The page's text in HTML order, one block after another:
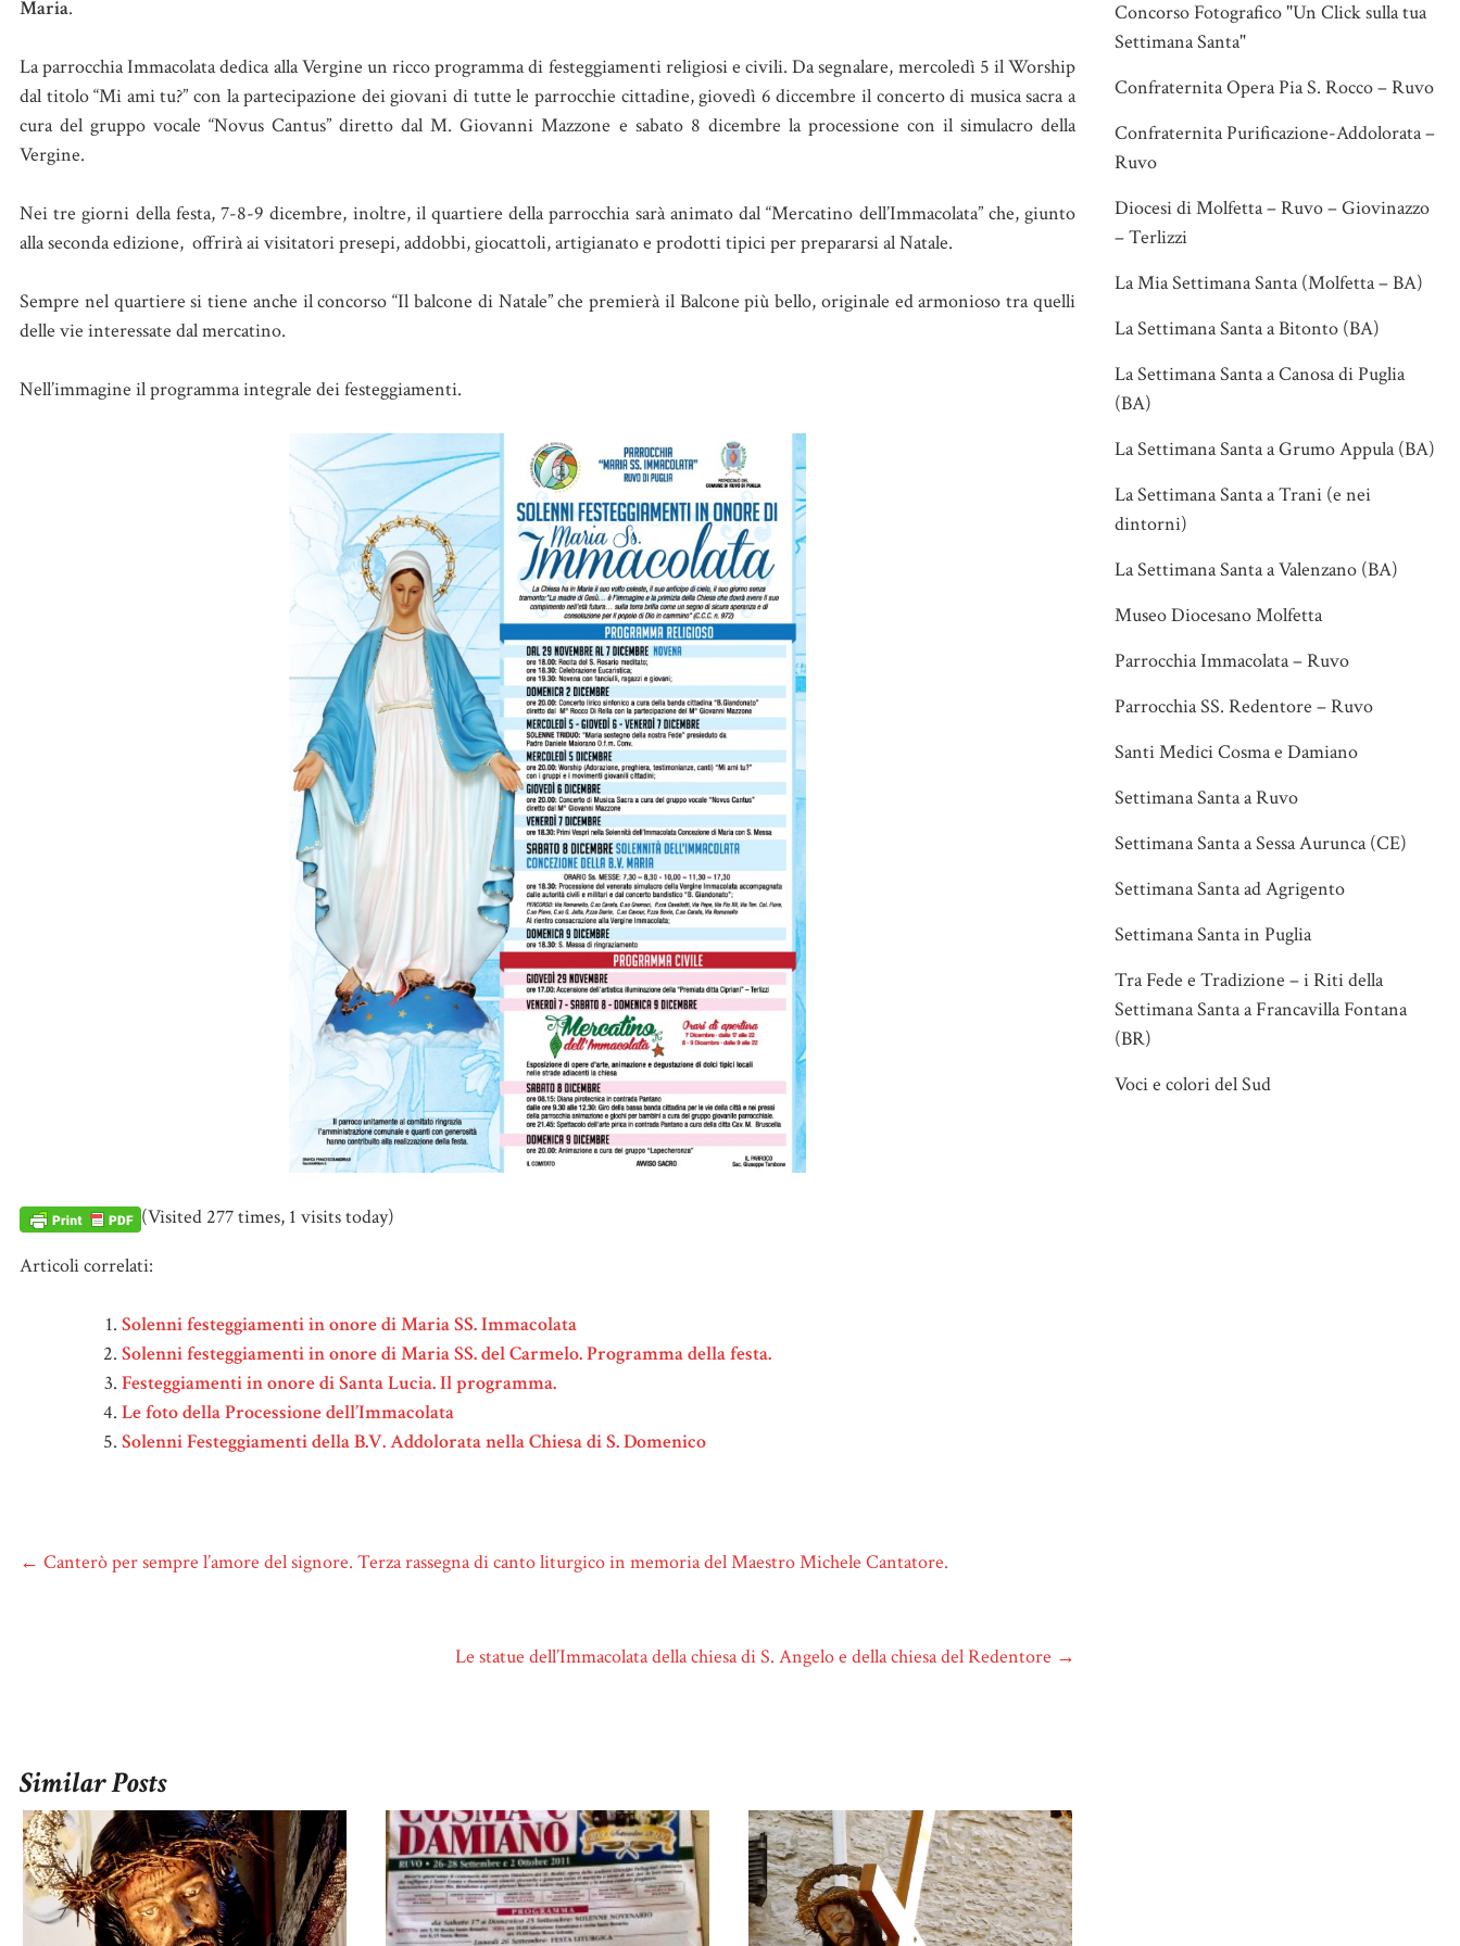
Maria.
La parrocchia Immacolata dedica alla Vergine un ricco programma di festeggiamenti religiosi e civili. Da segnalare, mercoledì 5 il Worship
dal titolo “Mi ami tu?” con la partecipazione dei giovani di tutte le parrocchie cittadine, giovedì 6 diccembre il concerto di musica sacra a
cura del gruppo vocale “Novus Cantus” diretto dal M. Giovanni Mazzone e sabato 8 dicembre la processione con il simulacro della
Vergine.
Nei tre giorni della festa, 7-8-9 dicembre, inoltre, il quartiere della parrocchia sarà animato dal “Mercatino dell’Immacolata” che, giunto
alla seconda edizione, offrirà ai visitatori presepi, addobbi, giocattoli, artigianato e prodotti tipici per prepararsi al Natale.
Sempre nel quartiere si tiene anche il concorso “Il balcone di Natale” che premierà il Balcone più bello, originale ed armonioso tra quelli
delle vie interessate dal mercatino.
Nell’immagine il programma integrale dei festeggiamenti.
(Visited 277 times, 1 visits today)
Articoli correlati:
Solenni festeggiamenti in onore di Maria SS. Immacolata
Solenni festeggiamenti in onore di Maria SS. del Carmelo. Programma della festa.
Festeggiamenti in onore di Santa Lucia. Il programma.
Le foto della Processione dell’Immacolata
Solenni Festeggiamenti della B.V. Addolorata nella Chiesa di S. Domenico
← Canterò per sempre l’amore del signore. Terza rassegna di canto liturgico in memoria del Maestro Michele Cantatore.
Le statue dell’Immacolata della chiesa di S. Angelo e della chiesa del Redentore →
Similar Posts
Concorso Fotografico "Un Click sulla tua
Settimana Santa"
Confraternita Opera Pia S. Rocco – Ruvo
Confraternita Purificazione-Addolorata –
Ruvo
Diocesi di Molfetta – Ruvo – Giovinazzo
– Terlizzi
La Mia Settimana Santa (Molfetta – BA)
La Settimana Santa a Bitonto (BA)
La Settimana Santa a Canosa di Puglia
(BA)
La Settimana Santa a Grumo Appula (BA)
La Settimana Santa a Trani (e nei
dintorni)
La Settimana Santa a Valenzano (BA)
Museo Diocesano Molfetta
Parrocchia Immacolata – Ruvo
Parrocchia SS. Redentore – Ruvo
Santi Medici Cosma e Damiano
Settimana Santa a Ruvo
Settimana Santa a Sessa Aurunca (CE)
Settimana Santa ad Agrigento
Settimana Santa in Puglia
Tra Fede e Tradizione – i Riti della
Settimana Santa a Francavilla Fontana
(BR)
Voci e colori del Sud